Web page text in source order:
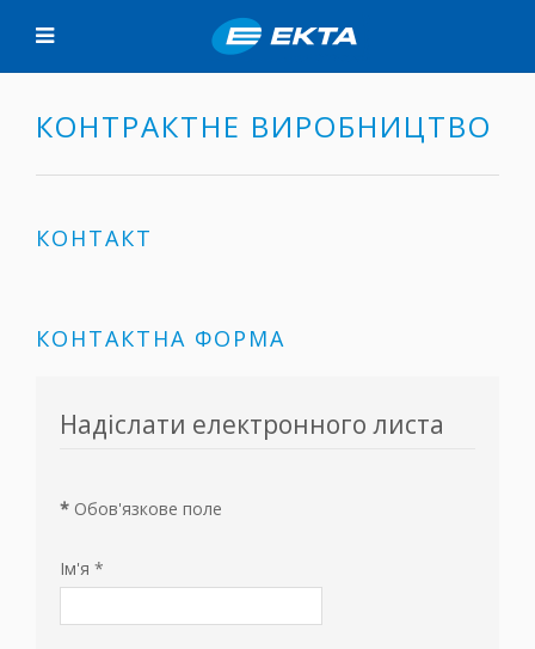
КОНТРАКТНЕ ВИРОБНИЦТВО
КОНТАКТ
КОНТАКТНА ФОРМА
Надіслати електронного листа
* Обов'язкове поле
Ім'я *